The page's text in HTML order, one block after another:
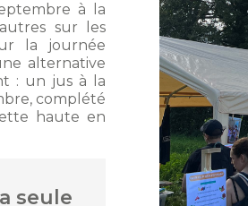
à la
sur les
la journée
alternative
: un jus à la
complété
haute en
seule